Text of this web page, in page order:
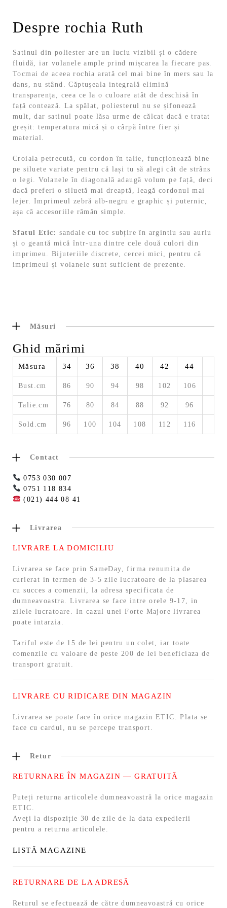
Despre rochia Ruth
Satinul din poliester are un luciu vizibil și o cădere
fluidă, iar volanele ample prind mișcarea la fiecare pas.
Tocmai de aceea rochia arată cel mai bine în mers sau la
dans, nu stând. Căptușeala integrală elimină
transparența, ceea ce la o culoare atât de deschisă în
față contează. La spălat, poliesterul nu se șifonează
mult, dar satinul poate lăsa urme de călcat dacă e tratat
greșit: temperatura mică și o cârpă între fier și
material.
Croiala petrecută, cu cordon în talie, funcționează bine
pe siluete variate pentru că lași tu să alegi cât de strâns
o legi. Volanele în diagonală adaugă volum pe față, deci
dacă preferi o siluetă mai dreaptă, leagă cordonul mai
lejer. Imprimeul zebră alb-negru e graphic și puternic,
așa că accesoriile rămân simple.
Sfatul Etic: sandale cu toc subțire în argintiu sau auriu
și o geantă mică într-una dintre cele două culori din
imprimeu. Bijuteriile discrete, cercei mici, pentru că
imprimeul și volanele sunt suficient de prezente.
Măsuri
Ghid mărimi
Măsura 34 36 38 40 42 44
Bust.cm 86 90 94 98 102 106
Talie.cm 76 80 84 88 92 96
Sold.cm 96 100 104 108 112 116
Contact
0753 030 007
0751 118 834
(021) 444 08 41
Livrarea
LIVRARE LA DOMICILIU
Livrarea se face prin SameDay, firma renumita de
curierat in termen de 3-5 zile lucratoare de la plasarea
cu succes a comenzii, la adresa specificata de
dumneavoastra. Livrarea se face intre orele 9-17, in
zilele lucratoare. In cazul unei Forte Majore livrarea
poate intarzia.
Tariful este de 15 de lei pentru un colet, iar toate
comenzile cu valoare de peste 200 de lei beneficiaza de
transport gratuit.
LIVRARE CU RIDICARE DIN MAGAZIN
Livrarea se poate face în orice magazin ETIC. Plata se
face cu cardul, nu se percepe transport.
Retur
RETURNARE ÎN MAGAZIN — GRATUITĂ
Puteți returna articolele dumneavoastră la orice magazin
ETIC.
Aveți la dispoziție 30 de zile de la data expedierii
pentru a returna articolele.
LISTĂ MAGAZINE
RETURNARE DE LA ADRESĂ
Returul se efectuează de către dumneavoastră cu orice